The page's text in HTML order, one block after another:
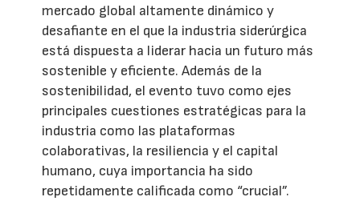
mercado global altamente dinámico y
desafiante en el que la industria siderúrgica
está dispuesta a liderar hacia un futuro más
sostenible y eficiente. Además de la
sostenibilidad, el evento tuvo como ejes
principales cuestiones estratégicas para la
industria como las plataformas
colaborativas, la resiliencia y el capital
humano, cuya importancia ha sido
repetidamente calificada como “crucial”.